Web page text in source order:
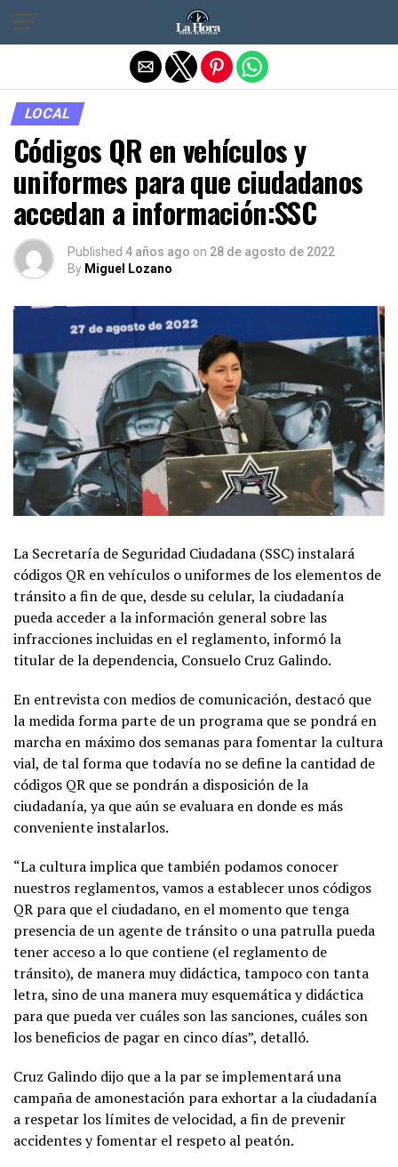
LOCAL
Códigos QR en vehículos y
uniformes para que ciudadanos
accedan a información:SSC
Published 4 años ago on 28 de agosto de 2022
By Miguel Lozano
La Secretaría de Seguridad Ciudadana (SSC) instalará
códigos QR en vehículos o uniformes de los elementos de
tránsito a fin de que, desde su celular, la ciudadanía
pueda acceder a la información general sobre las
infracciones incluidas en el reglamento, informó la
titular de la dependencia, Consuelo Cruz Galindo.
En entrevista con medios de comunicación, destacó que
la medida forma parte de un programa que se pondrá en
marcha en máximo dos semanas para fomentar la cultura
vial, de tal forma que todavía no se define la cantidad de
códigos QR que se pondrán a disposición de la
ciudadanía, ya que aún se evaluara en donde es más
conveniente instalarlos.
“La cultura implica que también podamos conocer
nuestros reglamentos, vamos a establecer unos códigos
QR para que el ciudadano, en el momento que tenga
presencia de un agente de tránsito o una patrulla pueda
tener acceso a lo que contiene (el reglamento de
tránsito), de manera muy didáctica, tampoco con tanta
letra, sino de una manera muy esquemática y didáctica
para que pueda ver cuáles son las sanciones, cuáles son
los beneficios de pagar en cinco días”, detalló.
Cruz Galindo dijo que a la par se implementará una
campaña de amonestación para exhortar a la ciudadanía
a respetar los límites de velocidad, a fin de prevenir
accidentes y fomentar el respeto al peatón.
Salir de la versión móvil